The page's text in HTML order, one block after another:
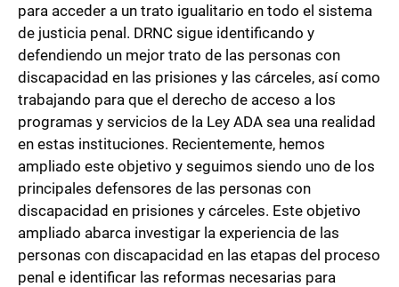
para acceder a un trato igualitario en todo el sistema
de justicia penal. DRNC sigue identificando y
defendiendo un mejor trato de las personas con
discapacidad en las prisiones y las cárceles, así como
trabajando para que el derecho de acceso a los
programas y servicios de la Ley ADA sea una realidad
en estas instituciones. Recientemente, hemos
ampliado este objetivo y seguimos siendo uno de los
principales defensores de las personas con
discapacidad en prisiones y cárceles. Este objetivo
ampliado abarca investigar la experiencia de las
personas con discapacidad en las etapas del proceso
penal e identificar las reformas necesarias para